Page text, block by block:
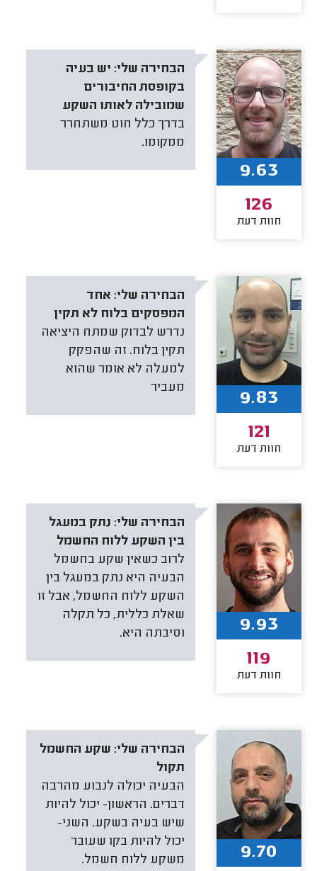
הבחירה שלי: יש בעיה
בקופסת החיבורים
שמובילה לאותו השקע
בדרך כלל חוט משתחרר
ממקומו.
9.63
126
חוות דעת
הבחירה שלי: אחד
המפסקים בלוח לא תקין
נדרש לבדוק שמתח היציאה
תקין בלוח. זה שהפקק
למעלה לא אומר שהוא
מעביר
9.83
121
חוות דעת
הבחירה שלי: נתק במעגל
בין השקע ללוח החשמל
לרוב כשאין שקע בחשמל
הבעיה היא נתק במעגל בין
השקע ללוח החשמל, אבל זו
שאלת כללית, כל תקלה
וסיבתה היא.
9.93
119
חוות דעת
הבחירה שלי: שקע החשמל
תקול
הבעיה יכולה לנבוע מהרבה
דברים. הראשון- יכול להיות
שיש בעיה בשקע. השני-
יכול להיות בקו שעובר
משקע ללוח חשמל.
9.70